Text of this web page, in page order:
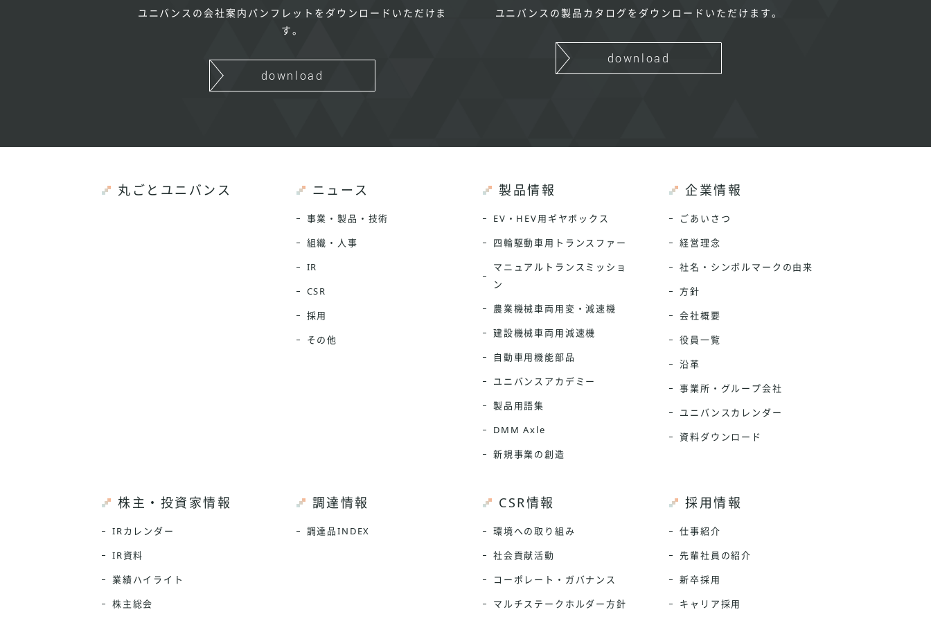
ユニバンスの会社案内パンフレットをダウンロードいただけま
す。
download
ユニバンスの製品カタログをダウンロードいただけます。
download
丸ごとユニバンス ニュース
事業・製品・技術
組織・人事
IR
CSR
採用
その他
製品情報
EV・HEV用ギヤボックス
四輪駆動車用トランスファー
マニュアルトランスミッショ
ン
農業機械車両用変・減速機
建設機械車両用減速機
自動車用機能部品
ユニバンスアカデミー
製品用語集
DMM Axle
新規事業の創造
企業情報
ごあいさつ
経営理念
社名・シンボルマークの由来
方針
会社概要
役員一覧
沿革
事業所・グループ会社
ユニバンスカレンダー
資料ダウンロード
株主・投資家情報
IRカレンダー
IR資料
業績ハイライト
株主総会
調達情報
調達品INDEX
CSR情報
環境への取り組み
社会貢献活動
コーポレート・ガバナンス
マルチステークホルダー方針
採用情報
仕事紹介
先輩社員の紹介
新卒採用
キャリア採用